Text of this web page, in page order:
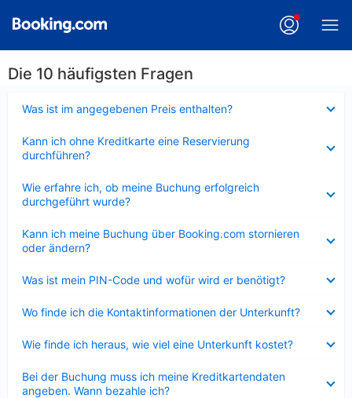
Die 10 häufigsten Fragen
Was ist im angegebenen Preis enthalten?
Kann ich ohne Kreditkarte eine Reservierung
durchführen?
Wie erfahre ich, ob meine Buchung erfolgreich
durchgeführt wurde?
Kann ich meine Buchung über Booking.com stornieren
oder ändern?
Was ist mein PIN-Code und wofür wird er benötigt?
Wo finde ich die Kontaktinformationen der Unterkunft?
Wie finde ich heraus, wie viel eine Unterkunft kostet?
Bei der Buchung muss ich meine Kreditkartendaten
angeben. Wann bezahle ich?